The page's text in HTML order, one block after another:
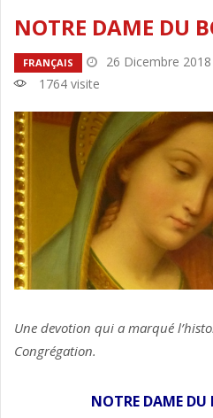
NOTRE DAME DU
FRANÇAIS 26 Dicembre 2018
1764 visite
Une devotion qui a marqué
Congrégation.
NOTRE DAME DU